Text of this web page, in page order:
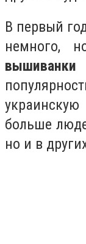
В первый
немного,
вышиванки
больше
но и в